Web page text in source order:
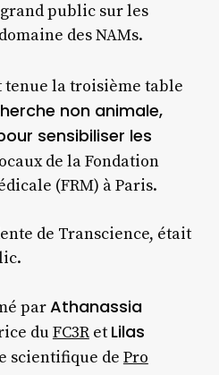
public sur les
des NAMs.
tenue la troisième table
non animale,
sensibiliser les
de la Fondation
(FRM) à Paris.
de Transcience, était
parAthanassia
duFC3Ret Lilas
scientifique de Pro